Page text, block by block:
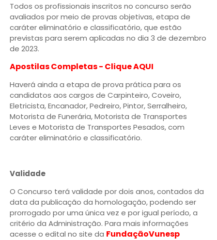
Todos os profissionais inscritos no concurso serão
avaliados por meio de provas objetivas, etapa de
caráter eliminatório e classificatório, que estão
previstas para serem aplicadas no dia 3 de dezembro
de 2023.
Apostilas Completas - Clique AQUI
Haverá ainda a etapa de prova prática para os
candidatos aos cargos de Carpinteiro, Coveiro,
Eletricista, Encanador, Pedreiro, Pintor, Serralheiro,
Motorista de Funerária, Motorista de Transportes
Leves e Motorista de Transportes Pesados, com
caráter eliminatório e classificatório.
Validade
O Concurso terá validade por dois anos, contados da
data da publicação da homologação, podendo ser
prorrogado por uma única vez e por igual período, a
critério da Administração. Para mais informações
acesse o edital no site da FundaçãoVunesp